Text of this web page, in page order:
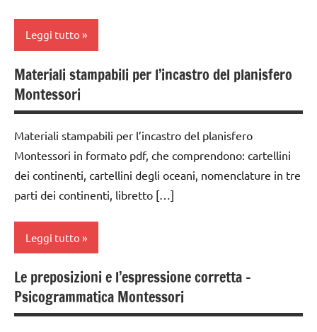
ARGOMENTI
PER ETA'
ARTICOLI
LINGUAGGIO
MONTESSORI
materiale
didattico
Montessori
psicogrammatica
Montessori
ARGOMENTI
PER ETA'
ARTICOLI
dai
3 ai
6
anni
anni
DOWNLOAD
DIDATTICA
materiale
didattico
nomenclature
Leggi tutto
analisi
grammaticale
Montessori
classe
1a
classe
2a
3a
anni
Materiali stampabili per l’incastro del planisfero
Montessori
Materiali stampabili per l’incastro del planisfero
Montessori in formato pdf, che comprendono: cartellini
dei continenti, cartellini degli oceani, nomenclature in tre
parti dei continenti, libretto […]
Leggi tutto
classe
1a
Le preposizioni e l’espressione corretta –
Psicogrammatica Montessori